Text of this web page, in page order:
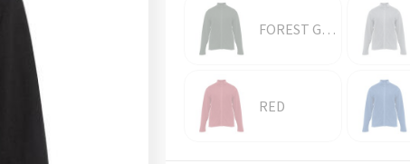
FOREST GREEN
RED